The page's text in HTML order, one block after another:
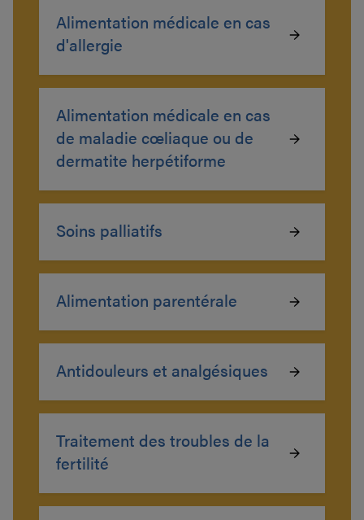
Alimentation médicale en cas
d'allergie
Alimentation médicale en cas
de maladie cœliaque ou de
dermatite herpétiforme
Soins palliatifs
Alimentation parentérale
Antidouleurs et analgésiques
Traitement des troubles de la
fertilité